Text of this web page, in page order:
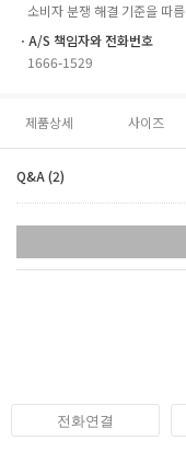
소비자 분쟁 해결 기준을 따름
ㆍA/S 책임자와 전화번호
1666-1529
제품상세 사이즈
Q&A (2)
전화연결